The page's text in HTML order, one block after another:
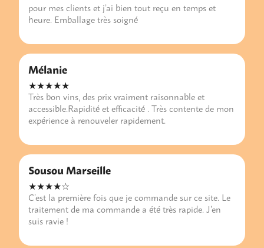
pour mes clients et j’ai bien tout reçu en temps et
heure. Emballage très soigné
Mélanie
★★★★★
Très bon vins, des prix vraiment raisonnable et
accessible.Rapidité et efficacité . Très contente de mon
expérience à renouveler rapidement.
Sousou Marseille
★★★★☆
C’est la première fois que je commande sur ce site. Le
traitement de ma commande a été très rapide. J’en
suis ravie !